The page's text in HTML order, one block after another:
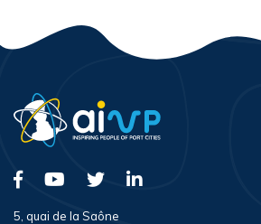
5, quai de la Saône